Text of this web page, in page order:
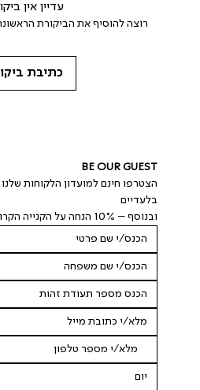
עדיין אין
רוצה להוסיף את הביקורת
כתיבת
BE OUR GUEST
בלעדיים
ובנוסף – 10% הנחה על הקנייה הקרובה